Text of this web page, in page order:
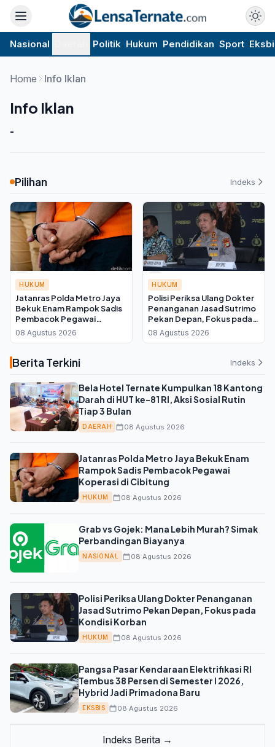
Nasional Politik Hukum Pendidikan Sport
Home Info Iklan
Info Iklan
-
Pilihan Indeks
HUKUM
Jatanras Polda Metro Jaya
Bekuk Enam Rampok Sadis
Pembacok Pegawai
Koperasi di Cibitung
08 Agustus 2026
HUKUM
Polisi Periksa Ulang Dokter
Penanganan Jasad Sutrimo
Pekan Depan, Fokus pada
Kondisi Korban
08 Agustus 2026
Berita Terkini Indeks
Bela Hotel Ternate Kumpulkan 18 Kantong
Darah di HUT ke-81 RI, Aksi Sosial Rutin
Tiap 3 Bulan
DAERAH 08 Agustus 2026
Jatanras Polda Metro Jaya Bekuk Enam
Rampok Sadis Pembacok Pegawai
Koperasi di Cibitung
HUKUM 08 Agustus 2026
Grab vs Gojek: Mana Lebih Murah? Simak
Perbandingan Biayanya
NASIONAL 08 Agustus 2026
Polisi Periksa Ulang Dokter Penanganan
Jasad Sutrimo Pekan Depan, Fokus pada
Kondisi Korban
HUKUM 08 Agustus 2026
Pangsa Pasar Kendaraan Elektrifikasi RI
Tembus 38 Persen di Semester I 2026,
Hybrid Jadi Primadona Baru
EKSBIS 08 Agustus 2026
Indeks Berita →